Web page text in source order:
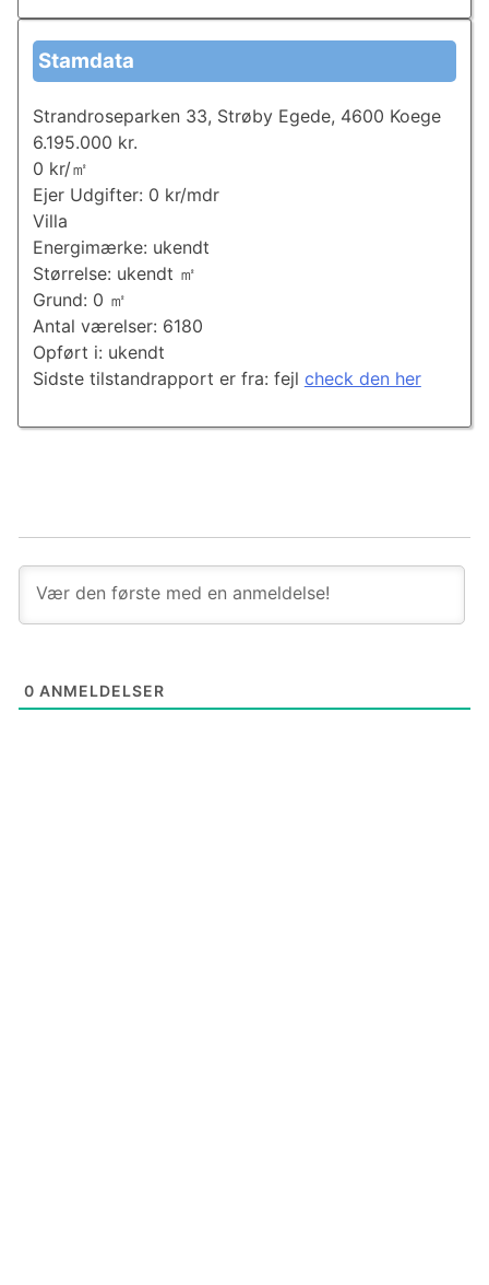
0 ANMELDELSER
Stamdata
Strandroseparken 33, Strøby Egede, 4600 Koege
6.195.000 kr.
0 kr/㎡
Ejer Udgifter: 0 kr/mdr
Villa
Energimærke: ukendt
Størrelse: ukendt ㎡
Grund: 0 ㎡
Antal værelser: 6180
Opført i: ukendt
Sidste tilstandrapport er fra: fejl check den her